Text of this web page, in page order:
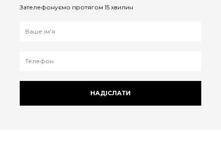
Зателефонуємо протягом 15 хвилин
НАДІСЛАТИ